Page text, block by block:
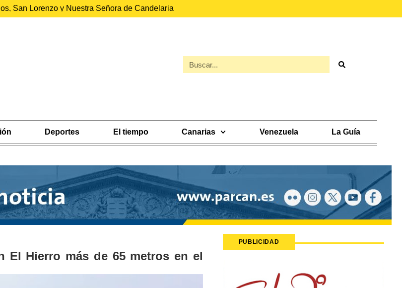
San Lorenzo y Nuestra Señora de Candelaria
Deportes El tiempo Canarias Venezuela La Guía
El Hierro más de 65 metros en el
PUBLICIDAD